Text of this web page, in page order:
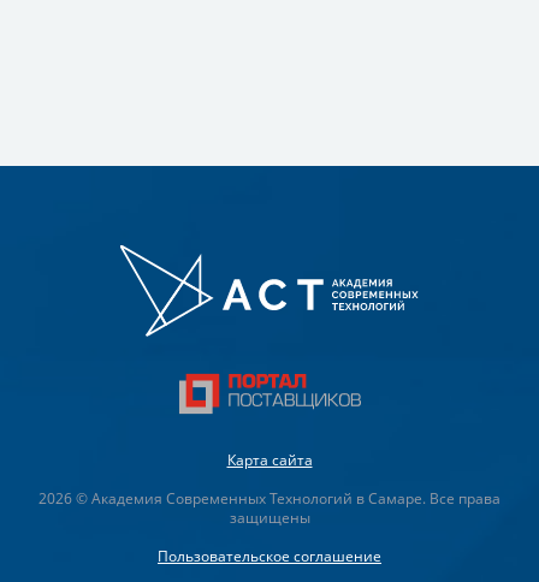
Карта сайта
2026 © Академия Современных Технологий в Самаре. Все права
защищены
Пользовательское соглашение